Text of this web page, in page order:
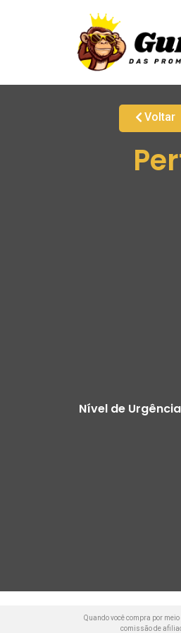
Voltar
Nível de
Quando você compra por
comissão de